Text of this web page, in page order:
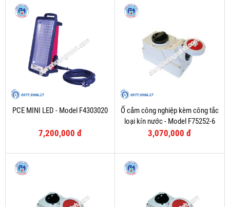
PCE MINI LED - Model F4303020
7,200,000 đ
Ổ cắm công nghiệp kèm công tắc
loại kín nước - Model F75252-6
3,070,000 đ